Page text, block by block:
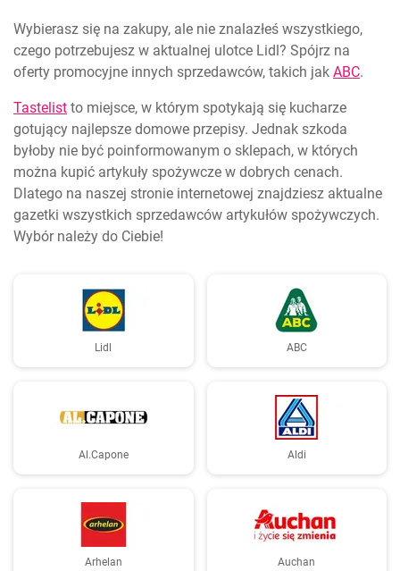
Wybierasz się na zakupy, ale nie znalazłeś wszystkiego,
czego potrzebujesz w aktualnej ulotce Lidl? Spójrz na
oferty promocyjne innych sprzedawców, takich jak ABC.
Tastelist to miejsce, w którym spotykają się kucharze
gotujący najlepsze domowe przepisy. Jednak szkoda
byłoby nie być poinformowanym o sklepach, w których
można kupić artykuły spożywcze w dobrych cenach.
Dlatego na naszej stronie internetowej znajdziesz aktualne
gazetki wszystkich sprzedawców artykułów spożywczych.
Wybór należy do Ciebie!
Lidl ABC
Al.Capone Aldi
Arhelan Auchan